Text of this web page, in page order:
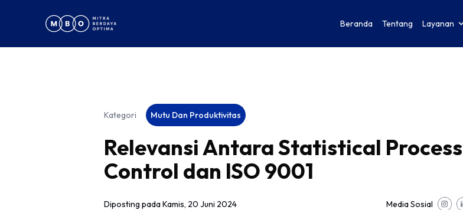
Beranda Tentang Layanan
Kategori Mutu Dan Produktivitas
Relevansi Antara Statistical Process
Control dan ISO 9001
Diposting padaKamis, 20 Juni 2024
Media Sosial